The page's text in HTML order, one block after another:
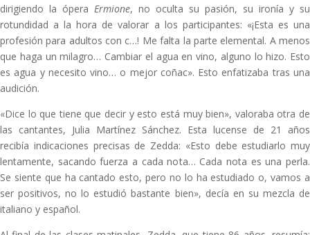
dirigiendo la ópera Ermione, no oculta su pasión, su ironía y su
rotundidad a la hora de valorar a los participantes: «¡Esta es una
profesión para adultos con c…! Me falta la parte elemental. A menos
que haga un milagro… Cambiar el agua en vino, alguno lo hizo. Esto
es agua y necesito vino… o mejor coñac». Esto enfatizaba tras una
audición.
«Dice lo que tiene que decir y esto está muy bien», valoraba otra de
las cantantes, Julia Martínez Sánchez. Esta lucense de 21 años
recibía indicaciones precisas de Zedda: «Esto debe estudiarlo muy
lentamente, sacando fuerza a cada nota… Cada nota es una perla.
Se siente que ha cantado esto, pero no lo ha estudiado o, vamos a
ser positivos, no lo estudió bastante bien», decía en su mezcla de
italiano y español.